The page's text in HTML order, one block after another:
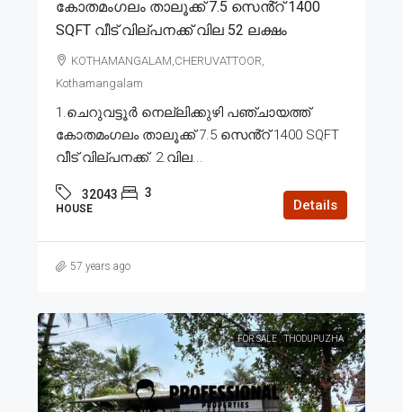
കോതമംഗലം താലൂക്ക് 7.5 സെൻ്റ് 1400
SQFT വീട് വില്പനക്ക് വില 52 ലക്ഷം
KOTHAMANGALAM,CHERUVATTOOR,
Kothamangalam
1.ചെറുവട്ടൂർ നെല്ലിക്കുഴി പഞ്ചായത്ത്
കോതമംഗലം താലൂക്ക് 7.5 സെൻ്റ് 1400 SQFT
വീട് വില്പനക്ക്. 2.വില...
32043 3
HOUSE Details
57 years ago
FOR SALE THODUPUZHA